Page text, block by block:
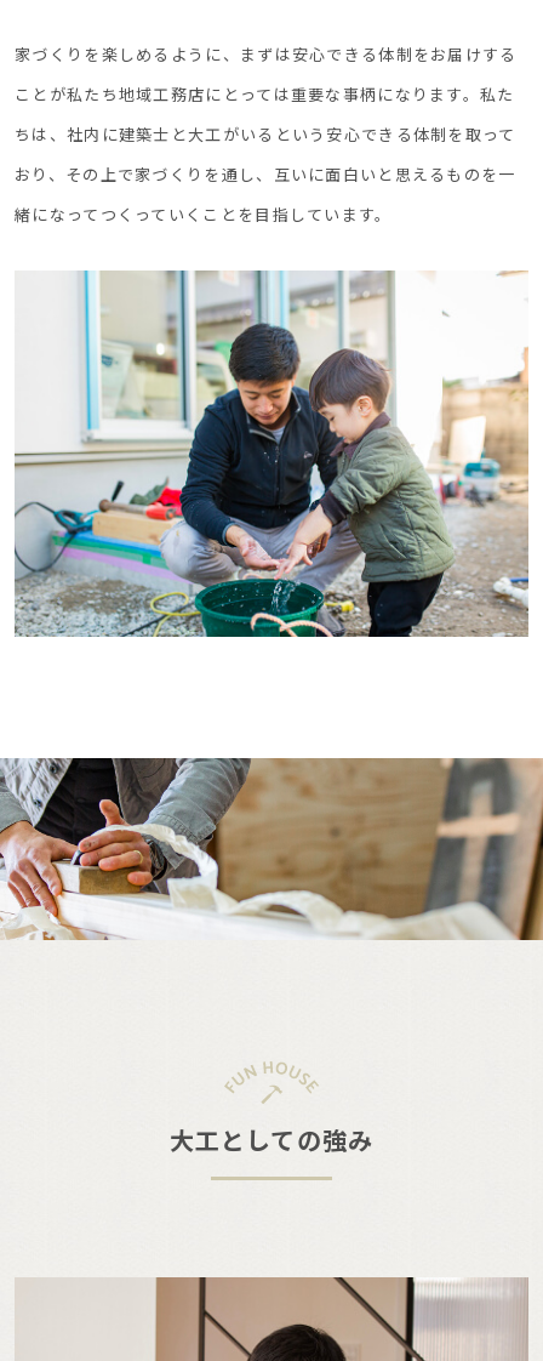
家づくりを楽しめるように、まずは安心できる体制をお届けする
ことが私たち地域工務店にとっては重要な事柄になります。私た
ちは、社内に建築士と大工がいるという安心できる体制を取って
おり、その上で家づくりを通し、互いに面白いと思えるものを一
緒になってつくっていくことを目指しています。
大工としての強み